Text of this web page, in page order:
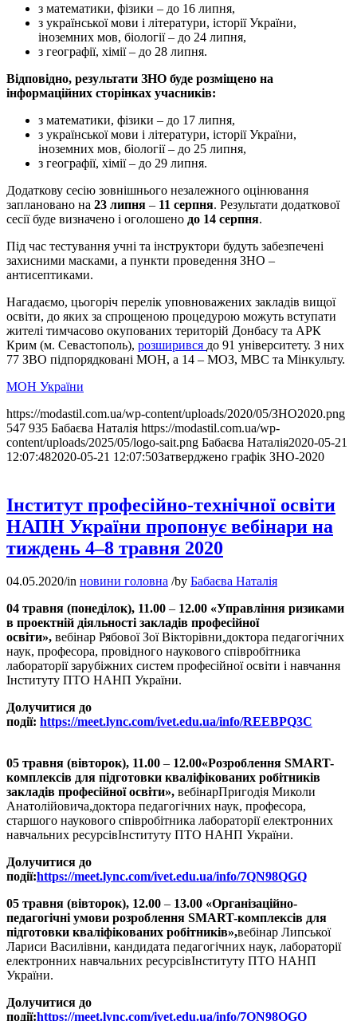
з математики, фізики – до 16 липня,
з української мови і літератури, історії України,
іноземних мов, біології – до 24 липня,
з географії, хімії – до 28 липня.
Відповідно, результати ЗНО буде розміщено на
інформаційних сторінках учасників:
з математики, фізики – до 17 липня,
з української мови і літератури, історії України,
іноземних мов, біології – до 25 липня,
з географії, хімії – до 29 липня.
Додаткову сесію зовнішнього незалежного оцінювання
заплановано на 23 липня – 11 серпня. Результати додаткової
сесії буде визначено і оголошено до 14 серпня.
Під час тестування учні та інструктори будуть забезпечені
захисними масками, а пункти проведення ЗНО –
антисептиками.
Нагадаємо, цьогоріч перелік уповноважених закладів вищої
освіти, до яких за спрощеною процедурою можуть вступати
жителі тимчасово окупованих територій Донбасу та АРК
Крим (м. Севастополь), розширився до 91 університету. З них
77 ЗВО підпорядковані МОН, а 14 – МОЗ, МВС та Мінкульту.
МОН України
https://modastil.com.ua/wp-content/uploads/2020/05/ЗНО2020.png
547 935 Бабаєва Наталія https://modastil.com.ua/wp-
content/uploads/2025/05/logo-sait.png Бабаєва Наталія2020-05-21
12:07:482020-05-21 12:07:50Затверджено графік ЗНО-2020
Інститут професійно-технічної освіти
НАПН України пропонує вебінари на
тиждень 4–8 травня 2020
04.05.2020/in новини головна /by Бабаєва Наталія
04 травня (понеділок), 11.00 – 12.00 «Управління ризиками
в проектній діяльності закладів професійної
освіти», вебінар Рябової Зої Вікторівни,доктора педагогічних
наук, професора, провідного наукового співробітника
лабораторії зарубіжних систем професійної освіти і навчання
Інституту ПТО НАНП України.
Долучитися до
події: https://meet.lync.com/ivet.edu.ua/info/REEBPQ3C
05 травня (вівторок), 11.00 – 12.00«Розроблення SMART-
комплексів для підготовки кваліфікованих робітників
закладів професійної освіти», вебінарПригодія Миколи
Анатолійовича,доктора педагогічних наук, професора,
старшого наукового співробітника лабораторії електронних
навчальних ресурсівІнституту ПТО НАНП України.
Долучитися до
події:https://meet.lync.com/ivet.edu.ua/info/7QN98QGQ
05 травня (вівторок), 12.00 – 13.00 «Організаційно-
педагогічні умови розроблення SMART-комплексів для
підготовки кваліфікованих робітників»,вебінар Липської
Лариси Василівни, кандидата педагогічних наук, лабораторії
електронних навчальних ресурсівІнституту ПТО НАНП
України.
Долучитися до
події:https://meet.lync.com/ivet.edu.ua/info/7QN98QGQ